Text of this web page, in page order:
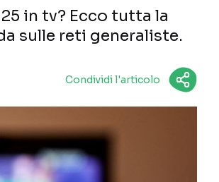
in tv? Ecco tutta la
sulle reti generaliste.
Condividi l'articolo